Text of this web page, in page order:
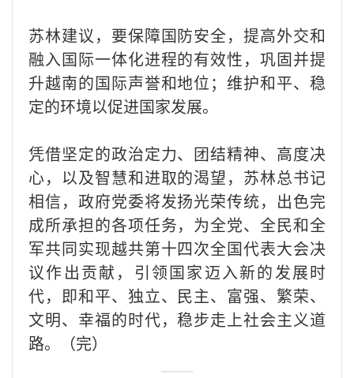
苏林建议，要保障国防安全，提高外交和
融入国际一体化进程的有效性，巩固并提
升越南的国际声誉和地位；维护和平、稳
定的环境以促进国家发展。
凭借坚定的政治定力、团结精神、高度决
心，以及智慧和进取的渴望，苏林总书记
相信，政府党委将发扬光荣传统，出色完
成所承担的各项任务，为全党、全民和全
军共同实现越共第十四次全国代表大会决
议作出贡献，引领国家迈入新的发展时
代，即和平、独立、民主、富强、繁荣、
文明、幸福的时代，稳步走上社会主义道
路。（完）